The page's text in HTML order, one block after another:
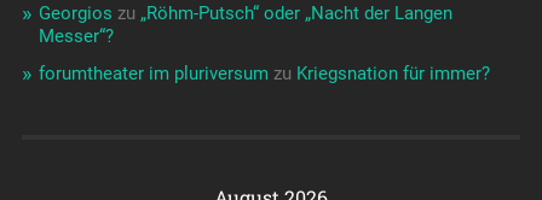
Georgios zu „Röhm-Putsch“ oder „Nacht der Langen
Messer“?
forumtheater im pluriversum zu Kriegsnation für immer?